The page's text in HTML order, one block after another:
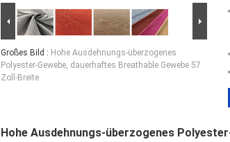
Großes Bild : Hohe Ausdehnungs-überzogenes
Polyester-Gewebe, dauerhaftes Breathable Gewebe 57
Zoll-Breite
Hohe Ausdehnungs-überzogenes